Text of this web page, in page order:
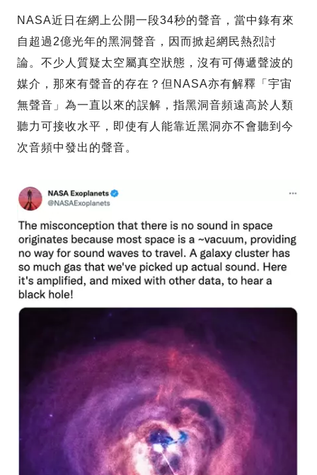
NASA近日在網上公開一段34秒的聲音，當中錄有來
自超過2億光年的黑洞聲音，因而掀起網民熱烈討
論。不少人質疑太空屬真空狀態，沒有可傳遞聲波的
媒介，那來有聲音的存在？但NASA亦有解釋「宇宙
無聲音」為一直以來的誤解，指黑洞音頻遠高於人類
聽力可接收水平，即使有人能靠近黑洞亦不會聽到今
次音頻中發出的聲音。